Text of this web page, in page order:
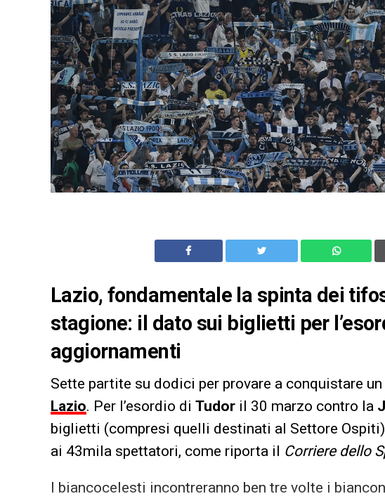
Lazio, fondamentale la spinta dei
stagione: il dato sui biglietti per
aggiornamenti
Sette partite su dodici per provare a conquistare
Lazio. Per l’esordio di Tudor il 30 marzo contro la
biglietti (compresi quelli destinati al Settore
ai 43mila spettatori, come riporta il Corriere dello
I biancocelesti incontreranno ben tre volte i